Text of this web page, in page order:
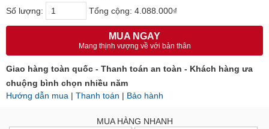
Số lượng: Tổng cộng: 4.088.000₫
MUA NGAY
Mang thịnh vượng về với bản thân
Giao hàng toàn quốc - Thanh toán an toàn - Khách hàng ưa
chuộng bình chọn nhiều năm
Hướng dẫn mua
Thanh toán Bảo hành
MUA HÀNG NHANH